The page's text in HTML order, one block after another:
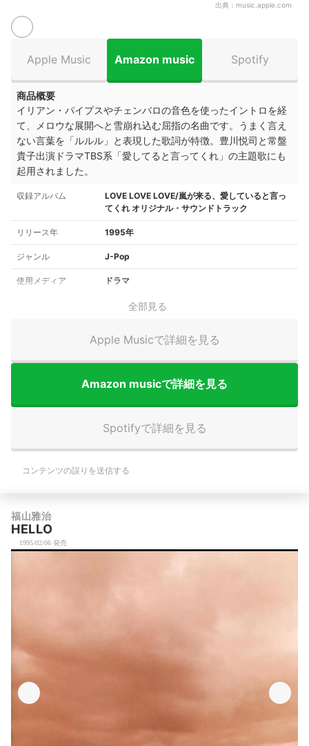
出典： music.apple.com
Apple Music Amazon music Spotify
商品概要
イリアン・パイプスやチェンバロの音色を使ったイントロを経
て、メロウな展開へと雪崩れ込む屈指の名曲です。うまく言え
ない言葉を「ルルル」と表現した歌詞が特徴。豊川悦司と常盤
貴子出演ドラマTBS系「愛してると言ってくれ」の主題歌にも
起用されました。
収録アルバム
LOVE LOVE LOVE/嵐が来る、愛していると言っ
てくれ オリジナル・サウンドトラック
リリース年 1995年
ジャンル J-Pop
使用メディア ドラマ
全部見る
Apple Musicで詳細を見る
Amazon musicで詳細を見る
Spotifyで詳細を見る
コンテンツの誤りを送信する
福山雅治
HELLO
1995/02/06 発売